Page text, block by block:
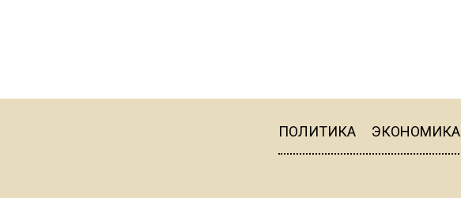
ПОЛИТИКА ЭКОНОМИКА